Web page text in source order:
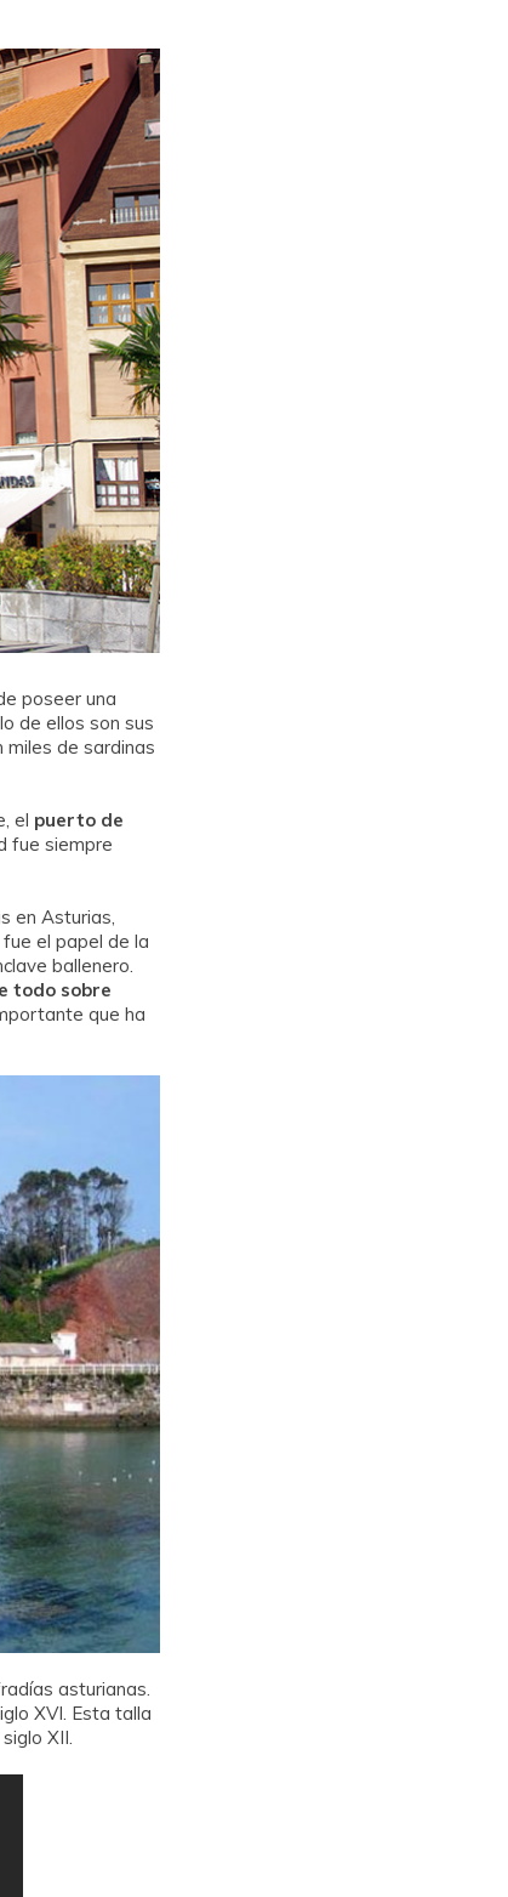
poseer una
de ellos son sus
miles de sardinas
el puerto de
fue siempre
en Asturias,
el papel de la
ballenero.
todo sobre
que ha
asturianas.
XVI. Esta talla
XII.